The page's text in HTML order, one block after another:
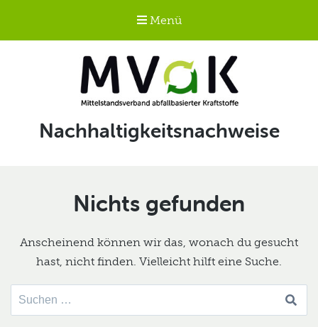
Menü
Mittelstandsverband
abfallbasierter
Schlagwort:
Nachhaltigkeitsnachweise
Nichts gefunden
Anscheinend können wir das, wonach du gesucht
hast, nicht finden. Vielleicht hilft eine Suche.
Suche
nach: